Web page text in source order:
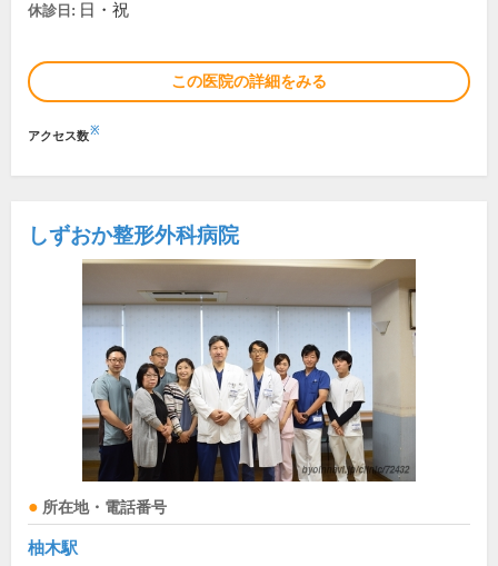
休診日: 日・祝
この医院の詳細をみる
アクセス数※
しずおか整形外科病院
所在地・電話番号
柚木駅